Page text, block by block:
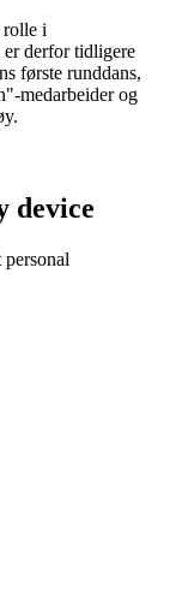
rolle i
er derfor tidligere
første runddans,
medarbeider og
device